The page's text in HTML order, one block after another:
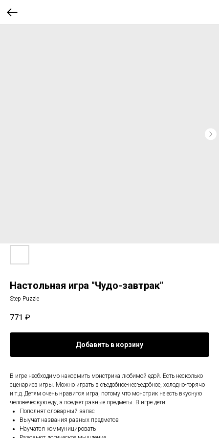
Настольная игра "Чудо-завтрак"
Step Puzzle
771 ₽
Добавить в корзину
В игре необходимо накормить монстрика любимой едой. Есть несколько
сценариев игры. Можно играть в съедобное-несъедобное, холодно-горячо
и т.д. Детям очень нравится игра, потому что монстрик не есть вкусную
человеческую еду, а поедает разные предметы. В игре дети:
Пополнят словарный запас
Выучат названия разных предметов
Научатся коммуницировать